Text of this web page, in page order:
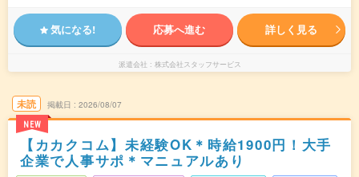
気になる! 応募へ進む 詳しく見る
派遣会社 株式会社スタッフサービス
未読
NEW
掲載日 2026/08/07
【カカクコム】未経験OK＊時給1900円！大手
企業で人事サポ＊マニュアルあり